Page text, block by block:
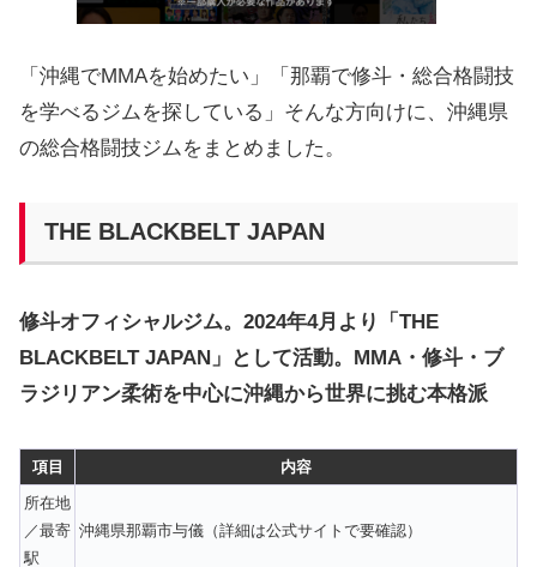
「沖縄でMMAを始めたい」「那覇で修斗・総合格闘技
を学べるジムを探している」そんな方向けに、沖縄県
の総合格闘技ジムをまとめました。
THE BLACKBELT JAPAN
修斗オフィシャルジム。2024年4月より「THE
BLACKBELT JAPAN」として活動。MMA・修斗・ブ
ラジリアン柔術を中心に沖縄から世界に挑む本格派
項目
内容
所在地
／最寄
駅
沖縄県那覇市与儀（詳細は公式サイトで要確認）